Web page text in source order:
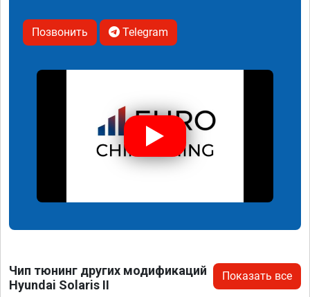
Позвонить Telegram
Чип тюнинг других модификаций
Hyundai Solaris II
Показать все